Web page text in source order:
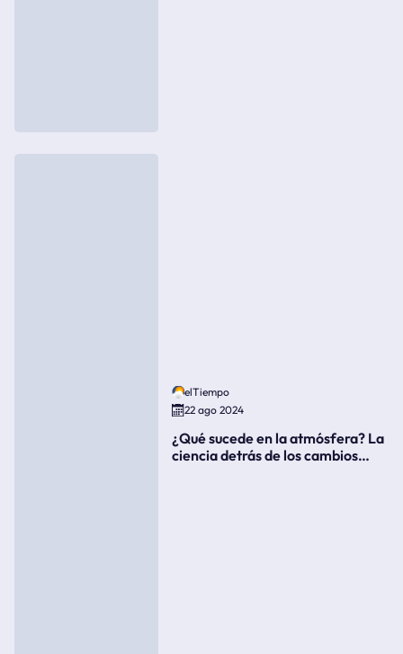
elTiempo
22 ago 2024
¿Qué sucede en la atmósfera? La
ciencia detrás de los cambios